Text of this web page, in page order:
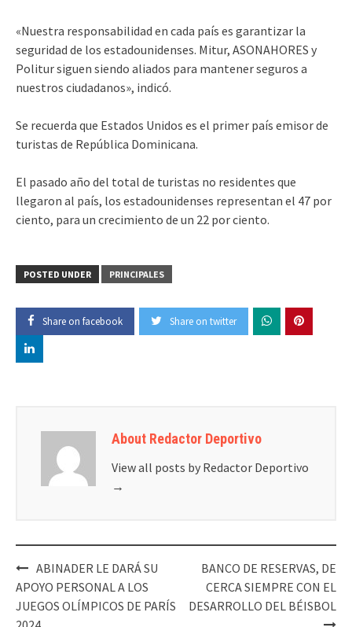
«Nuestra responsabilidad en cada país es garantizar la
seguridad de los estadounidenses. Mitur, ASONAHORES y
Politur siguen siendo aliados para mantener seguros a
nuestros ciudadanos», indicó.
Se recuerda que Estados Unidos es el primer país emisor de
turistas de República Dominicana.
El pasado año del total de turistas no residentes que
llegaron al país, los estadounidenses representan el 47 por
ciento, para un crecimiento de un 22 por ciento.
POSTED UNDER PRINCIPALES
Share on facebook Share on twitter
About Redactor Deportivo
View all posts by Redactor Deportivo
→
Post
navigation
ABINADER LE DARÁ SU
APOYO PERSONAL A LOS
JUEGOS OLÍMPICOS DE PARÍS
BANCO DE RESERVAS, DE
CERCA SIEMPRE CON EL
DESARROLLO DEL BÉISBOL